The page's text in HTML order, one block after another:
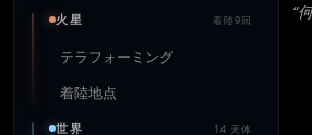
火星 着陸9回
テラフォーミング
着陸地点
世界 14 天体
“